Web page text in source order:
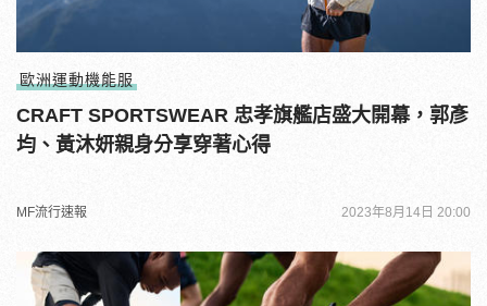
歐洲運動機能服
CRAFT SPORTSWEAR 忠孝旗艦店盛大開幕，郭彥
均、黃沐妍親身分享穿著心得
MF流行速報 2023年8月14日 20:00